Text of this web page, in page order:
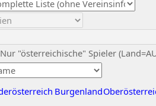
Nur "österreichische" Spieler
Burgenland